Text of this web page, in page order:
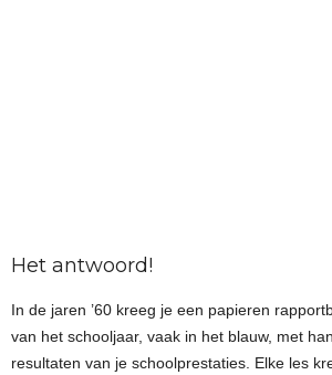
Het antwoord!
In de jaren ’60 kreeg je een papieren
van het schooljaar, vaak in het blauw, met
resultaten van je schoolprestaties. Elke les